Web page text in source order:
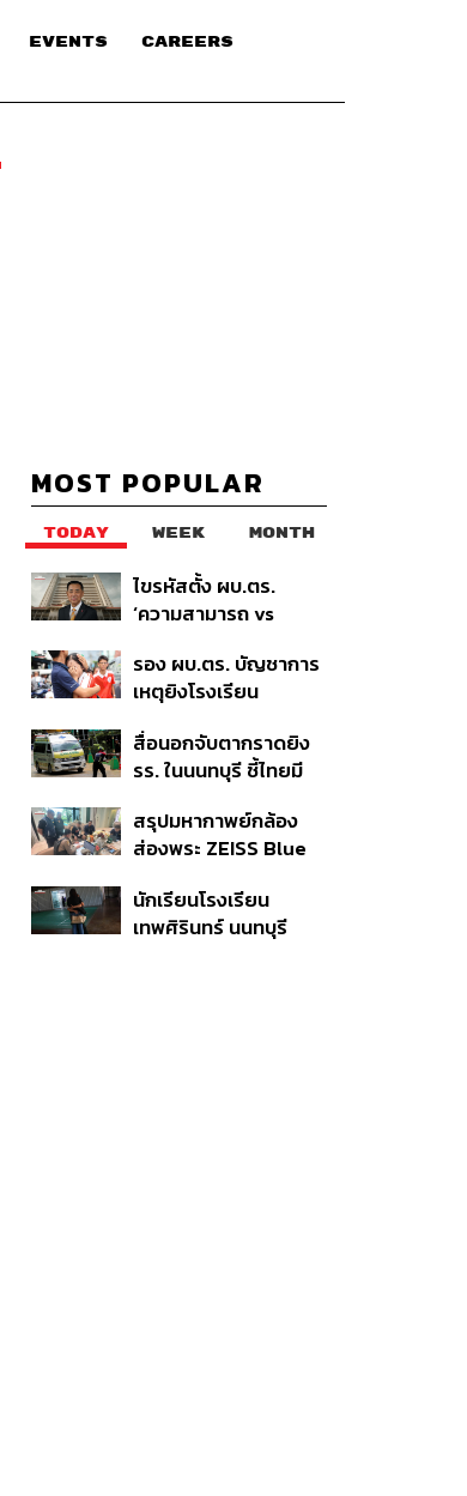
EVENTS CAREERS
MOST POPULAR
TODAY WEEK MONTH
ไขรหัสตั้ง ผบ.ตร.
‘ความสามารถ vs
ปฏิรูปสีกากี กับ
พล.ต.อ. เอก อังสนา
นนท์
รอง ผบ.ตร. บัญชาการ
เหตุยิงโรงเรียน
ค้นหา 2 รอบยืนยันไร้คน
ติดค้าง พบศพปู่-ย่าที่
สื่อนอกจับตากราดยิง
รร. ในนนทบุรี ชี้ไทยมี
ในระดับต้นของภูมิภาค
สรุปมหากาพย์กล้อง
ส่องพระ ZEISS Blue
ผลิต 8.3 ล้าน สู่ข้อ
พิพาท ‘มาเวลล์ฯ’ ฟ้อง
นักเรียนโรงเรียน
เทพศิรินทร์ นนทบุรี